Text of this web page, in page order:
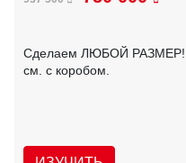
Сделаем ЛЮБОЙ РАЗМЕР!
см. с коробом.